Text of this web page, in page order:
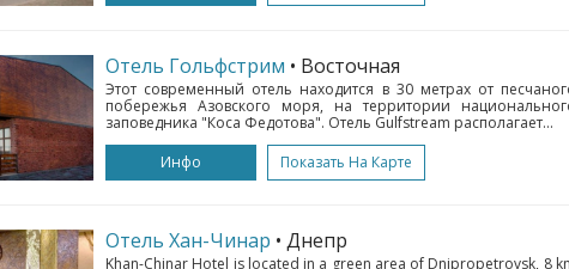
Отель Гольфстрим • Восточная
Этот современный отель находится в 30 метрах от
побережья Азовского моря, на территории
заповедника "Коса Федотова". Отель Gulfstream располагает...
Инфо
Показать На Карте
Отель Хан-Чинар • Днепр
Khan-Chinar Hotel is located in a green area of Dnipropetrovsk, 8